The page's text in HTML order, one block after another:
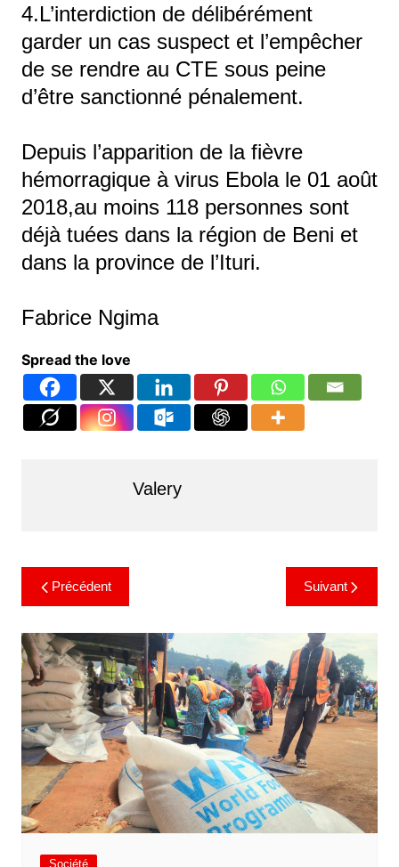
4.L’interdiction de délibérément
garder un cas suspect et l’empêcher
de se rendre au CTE sous peine
d’être sanctionné pénalement.
Depuis l’apparition de la fièvre
hémorragique à virus Ebola le 01 août
2018,au moins 118 personnes sont
déjà tuées dans la région de Beni et
dans la province de l’Ituri.
Fabrice Ngima
Spread the love
Valery
Précédent Suivant
Société